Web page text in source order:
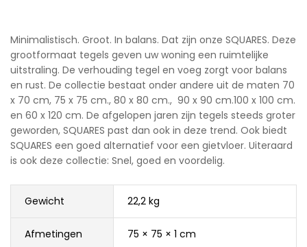
Minimalistisch. Groot. In balans. Dat zijn onze SQUARES. Deze
grootformaat tegels geven uw woning een ruimtelijke
uitstraling. De verhouding tegel en voeg zorgt voor balans
en rust. De collectie bestaat onder andere uit de maten 70
x 70 cm, 75 x 75 cm., 80 x 80 cm., 90 x 90 cm.100 x 100 cm.
en 60 x 120 cm. De afgelopen jaren zijn tegels steeds groter
geworden, SQUARES past dan ook in deze trend. Ook biedt
SQUARES een goed alternatief voor een gietvloer. Uiteraard
is ook deze collectie: Snel, goed en voordelig.
Gewicht 22,2 kg
Afmetingen 75 × 75 × 1 cm